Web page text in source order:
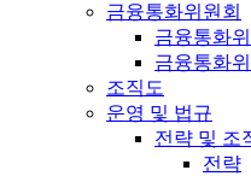
금융통화위원회
금융통화
금융통화
조직도
운영 및 법규
전략 및 조
전략